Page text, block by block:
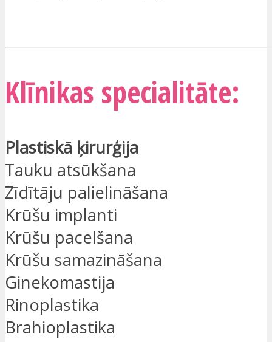
Klīnikas specialitāte:
Plastiskā ķirurģija
Tauku atsūkšana
Zīdītāju palielināšana
Krūšu implanti
Krūšu pacelšana
Krūšu samazināšana
Ginekomastija
Rinoplastika
Brahioplastika